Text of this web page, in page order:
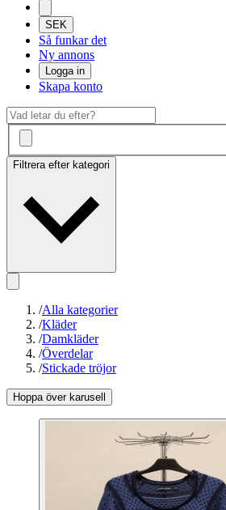
SEK
Så funkar det
Ny annons
Logga in
Skapa konto
Filtrera efter kategori
/Alla kategorier
/Kläder
/Damkläder
/Överdelar
/Stickade tröjor
Hoppa över karusell